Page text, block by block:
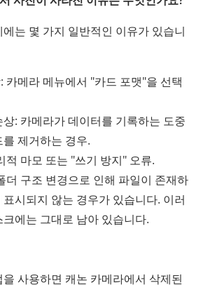
는 몇 가지 일반적인 이유가 있습니
카메라 메뉴에서 "카드 포맷"을 선택
: 카메라가 데이터를 기록하는 도중
제거하는 경우.
적 마모 또는 "쓰기 방지" 오류.
더 구조 변경으로 인해 파일이 존재하
시되지 않는 경우가 있습니다. 이러
에는 그대로 남아 있습니다.
사용하면 캐논 카메라에서 삭제된